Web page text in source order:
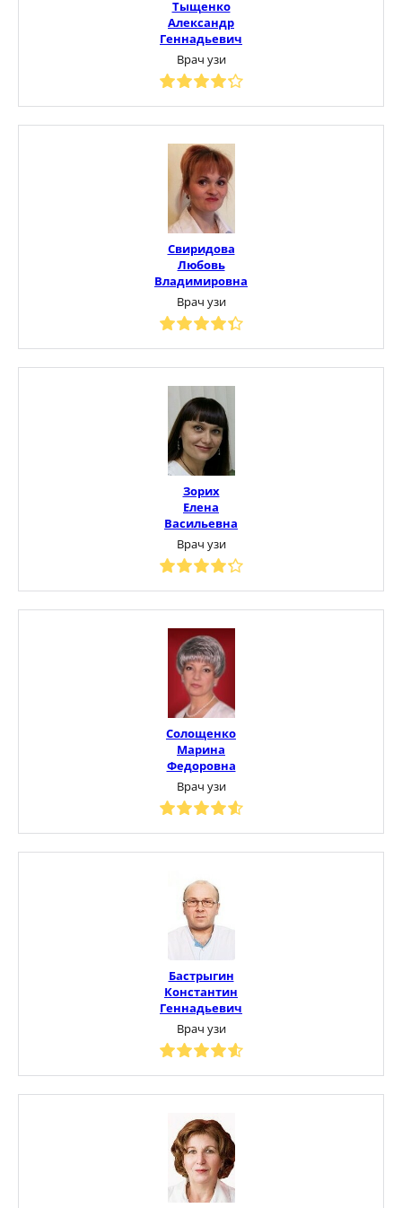
Тыщенко
Александр
Геннадьевич
Врач узи
Свиридова
Любовь
Владимировна
Врач узи
Зорих
Елена
Васильевна
Врач узи
Солощенко
Марина
Федоровна
Врач узи
Бастрыгин
Константин
Геннадьевич
Врач узи